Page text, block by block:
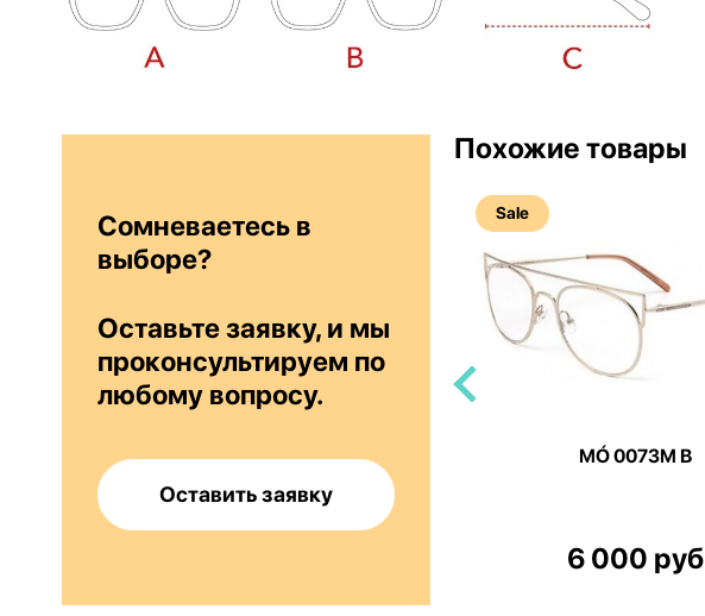
Сомневаетесь в
выборе?
Оставьте заявку, и мы
проконсультируем по
любому вопросу.
Оставить заявку
Похожие товары
Silhouette Momentum 5529 HF 3525
Sale
MÓ 0073M B
6 000 руб